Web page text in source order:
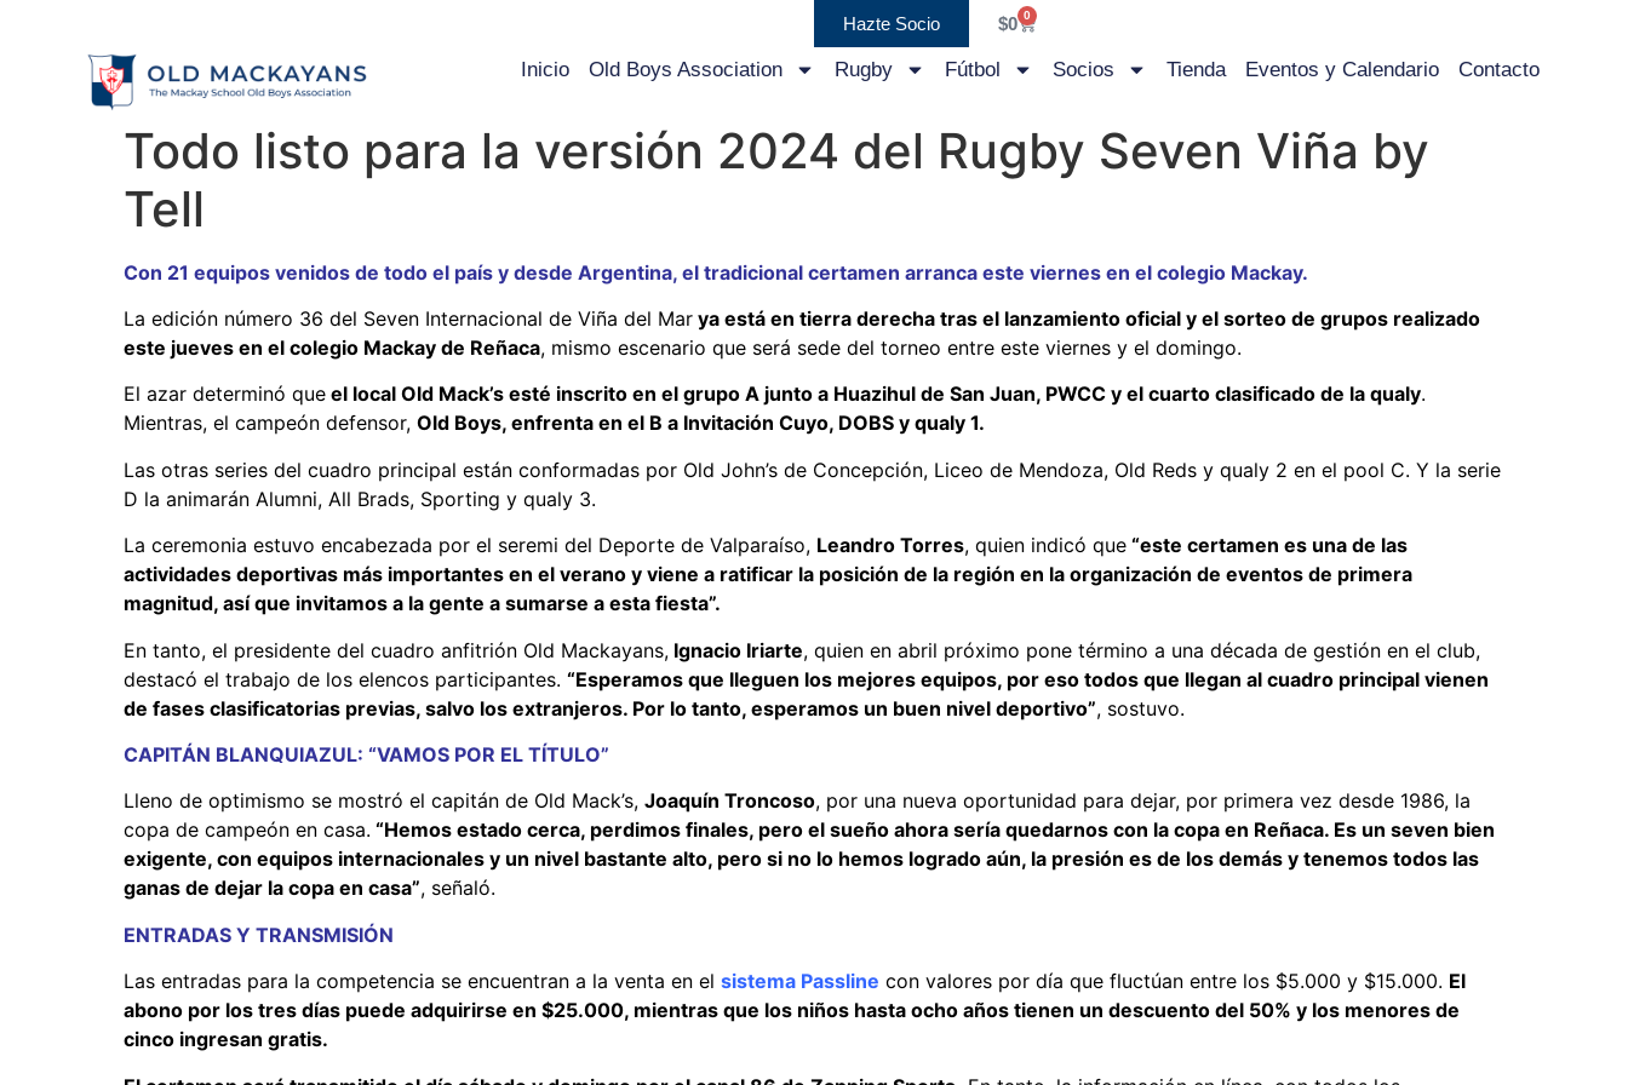
Hazte Socio $0 0
Inicio Old Boys Association Rugby Fútbol Socios Tienda Eventos y Calendario Contacto
Todo listo para la versión 2024 del Rugby Seven Viña by
Tell
Con 21 equipos venidos de todo el país y desde Argentina, el tradicional certamen arranca este viernes en el colegio Mackay.
La edición número 36 del Seven Internacional de Viña del Mar ya está en tierra derecha tras el lanzamiento oficial y el sorteo de grupos realizado
este jueves en el colegio Mackay de Reñaca, mismo escenario que será sede del torneo entre este viernes y el domingo.
El azar determinó que el local Old Mack’s esté inscrito en el grupo A junto a Huazihul de San Juan, PWCC y el cuarto clasificado de la qualy.
Mientras, el campeón defensor, Old Boys, enfrenta en el B a Invitación Cuyo, DOBS y qualy 1.
Las otras series del cuadro principal están conformadas por Old John’s de Concepción, Liceo de Mendoza, Old Reds y qualy 2 en el pool C. Y la serie
D la animarán Alumni, All Brads, Sporting y qualy 3.
La ceremonia estuvo encabezada por el seremi del Deporte de Valparaíso, Leandro Torres, quien indicó que “este certamen es una de las
actividades deportivas más importantes en el verano y viene a ratificar la posición de la región en la organización de eventos de primera
magnitud, así que invitamos a la gente a sumarse a esta fiesta”.
En tanto, el presidente del cuadro anfitrión Old Mackayans, Ignacio Iriarte, quien en abril próximo pone término a una década de gestión en el club,
destacó el trabajo de los elencos participantes. “Esperamos que lleguen los mejores equipos, por eso todos que llegan al cuadro principal vienen
de fases clasificatorias previas, salvo los extranjeros. Por lo tanto, esperamos un buen nivel deportivo”, sostuvo.
CAPITÁN BLANQUIAZUL: “VAMOS POR EL TÍTULO”
Lleno de optimismo se mostró el capitán de Old Mack’s, Joaquín Troncoso, por una nueva oportunidad para dejar, por primera vez desde 1986, la
copa de campeón en casa. “Hemos estado cerca, perdimos finales, pero el sueño ahora sería quedarnos con la copa en Reñaca. Es un seven bien
exigente, con equipos internacionales y un nivel bastante alto, pero si no lo hemos logrado aún, la presión es de los demás y tenemos todos las
ganas de dejar la copa en casa”, señaló.
ENTRADAS Y TRANSMISIÓN
Las entradas para la competencia se encuentran a la venta en el sistema Passline con valores por día que fluctúan entre los $5.000 y $15.000. El
abono por los tres días puede adquirirse en $25.000, mientras que los niños hasta ocho años tienen un descuento del 50% y los menores de
cinco ingresan gratis.